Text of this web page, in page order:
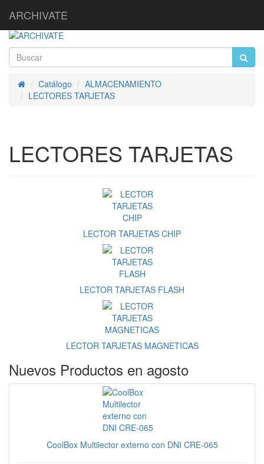
ARCHIVATE
InicioCatálogo
ALMACENAMIENTO
LECTORES TARJETAS
LECTORES TARJETAS
LECTOR TARJETAS CHIP
LECTOR TARJETAS FLASH
LECTOR TARJETAS MAGNETICAS
Nuevos Productos en agosto
CoolBox Multilector externo con DNI CRE-065